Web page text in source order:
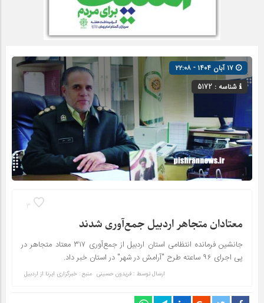
شناسه : 5172
3
معتادان متجاهر اردبیل جمع‌آوری شدند
جانشین فرمانده انتظامی استان اردبیل از جمع‌آوری ۳۱۷ معتاد متجاهر در
پی اجرای ۹۶ ساعته طرح "آرامش در شهر" در استان خبر داد.
ارسال توسط : فریدون حسینی منبع : خبرگزاری ایرنا از اردبیل